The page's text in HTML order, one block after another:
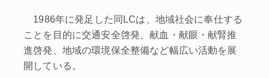
1986年に発足した同LCは、地域社会に奉仕する
ことを目的に交通安全啓発、献血・献眼・献腎推
進啓発、地域の環境保全整備など幅広い活動を展
開している。